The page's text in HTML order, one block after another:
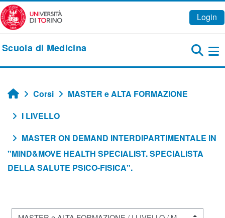
Vai al contenuto principale
Login
Scuola di Medicina
Home
Corsi
MASTER e ALTA FORMAZIONE
I LIVELLO
MASTER ON DEMAND INTERDIPARTIMENTALE IN
"MIND&MOVE HEALTH SPECIALIST. SPECIALISTA
DELLA SALUTE PSICO-FISICA".